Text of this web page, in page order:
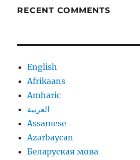
RECENT COMMENTS
English
Afrikaans
Amharic
العربية
Assamese
Azərbaycan
Беларуская мова